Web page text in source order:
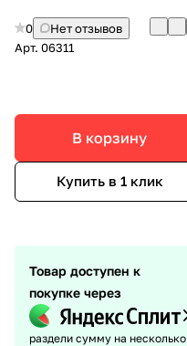
0
Нет отзывов
Арт. 06311
В корзину
Купить в 1 клик
Товар доступен к
покупке через
раздели сумму на несколько